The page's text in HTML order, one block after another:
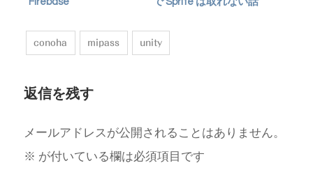
conoha mipass unity
返信を残す
メールアドレスが公開されることはありません。
※ が付いている欄は必須項目です